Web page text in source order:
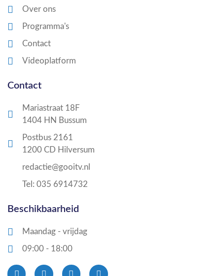
Over ons
Programma's
Contact
Videoplatform
Contact
Mariastraat 18F
1404 HN Bussum
Postbus 2161
1200 CD Hilversum
redactie@gooitv.nl
Tel: 035 6914732
Beschikbaarheid
Maandag - vrijdag
09:00 - 18:00